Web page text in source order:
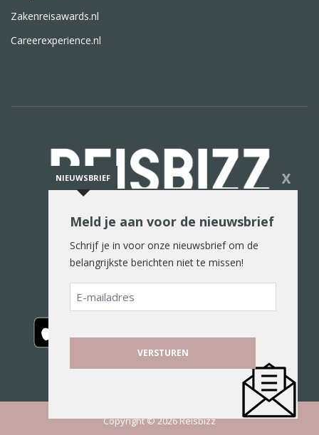
Zakenreisawards.nl
Careerexperience.nl
De reiswereld in woord en beeld
Copyright © 2026 Reisbizz
NIEUWSBRIEF X
Meld je aan voor de nieuwsbrief
Schrijf je in voor onze nieuwsbrief om de
belangrijkste berichten niet te missen!
E-
mailadres